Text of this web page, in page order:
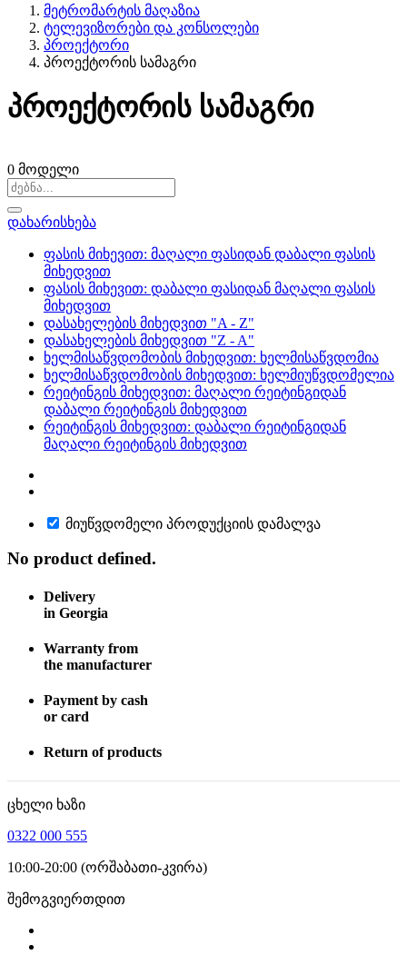
მეტრომარტის მაღაზია
ტელევიზორები და კონსოლები
პროექტორი
პროექტორის სამაგრი
პროექტორის სამაგრი
0 მოდელი
დახარისხება
ფასის მიხევით: მაღალი ფასიდან დაბალი ფასის
მიხედვით
ფასის მიხევით: დაბალი ფასიდან მაღალი ფასის
მიხედვით
დასახელების მიხედვით "A - Z"
დასახელების მიხედვით "Z - A"
ხელმისაწვდომობის მიხედვით: ხელმისაწვდომია
ხელმისაწვდომობის მიხედვით: ხელმიუწვდომელია
რეიტინგის მიხედვით: მაღალი რეიტინგიდან
დაბალი რეიტინგის მიხედვით
რეიტინგის მიხედვით: დაბალი რეიტინგიდან
მაღალი რეიტინგის მიხედვით
მიუწვდომელი პროდუქციის დამალვა
No product defined.
Delivery
in Georgia
Warranty from
the manufacturer
Payment by cash
or card
Return of products
ცხელი ხაზი
0322 000 555
10:00-20:00 (ორშაბათი-კვირა)
შემოგვიერთდით